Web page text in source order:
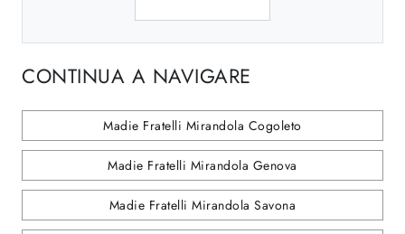
CONTINUA A NAVIGARE
Madie Fratelli Mirandola Cogoleto
Madie Fratelli Mirandola Genova
Madie Fratelli Mirandola Savona